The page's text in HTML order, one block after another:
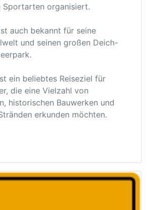
Sportarten organisiert.
auch bekannt für seine
und seinen großen Deich-
ein beliebtes Reiseziel für
die eine Vielzahl von
historischen Bauwerken und
erkunden möchten.